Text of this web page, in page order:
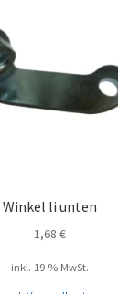
Winkel li unten
1,68 €
inkl. 19 % MwSt.